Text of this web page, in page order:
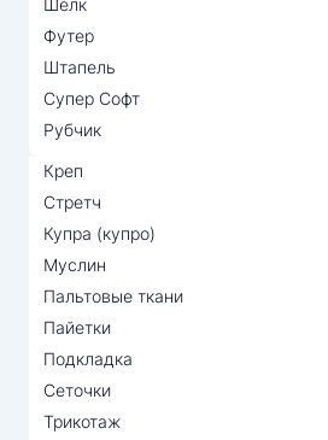
Футер
Штапель
Супер Софт
Рубчик
Креп
Стретч
Купра (купро)
Муслин
Пальтовые ткани
Пайетки
Подкладка
Сеточки
Трикотаж